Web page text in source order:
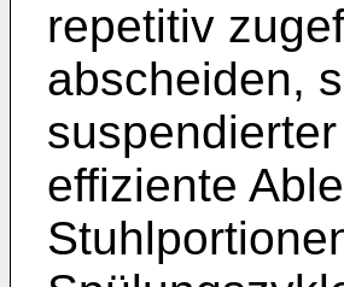
repetitiv
abscheiden,
effiziente